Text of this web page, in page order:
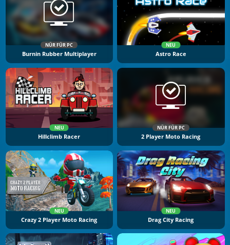
NÜR FÜR PC
Burnin Rubber Multiplayer
NEU
Astro Race
NEU
Hillclimb Racer
NÜR FÜR PC
2 Player Moto Racing
NEU
Crazy 2 Player Moto Racing
NEU
Drag City Racing